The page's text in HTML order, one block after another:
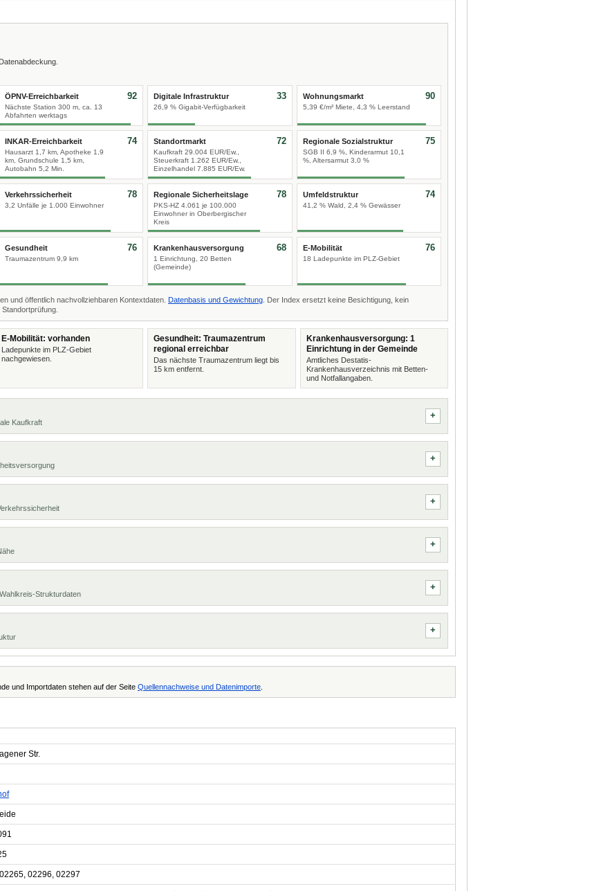
ÖPNV-Erreichbarkeit
Nächste Station 300 m, ca. 13
Abfahrten werktags
92 Digitale Infrastruktur
26,9 % Gigabit-Verfügbarkeit
33 Wohnungsmarkt
5,39 €/m² Miete, 4,3 % Leerstand
90
INKAR-Erreichbarkeit
Hausarzt 1,7 km, Apotheke 1,9
km, Grundschule 1,5 km,
Autobahn 5,2 Min.
74 Standortmarkt
Kaufkraft 29.004 EUR/Ew.,
Steuerkraft 1.262 EUR/Ew.,
Einzelhandel 7.885 EUR/Ew.
72 Regionale Sozialstruktur
SGB II 6,9 %, Kinderarmut 10,1
%, Altersarmut 3,0 %
75
Verkehrssicherheit
3,2 Unfälle je 1.000 Einwohner
78 Regionale Sicherheitslage
PKS-HZ 4.061 je 100.000
Einwohner in Oberbergischer
Kreis
78 Umfeldstruktur
41,2 % Wald, 2,4 % Gewässer
74
Gesundheit
Traumazentrum 9,9 km
76 Krankenhausversorgung
1 Einrichtung, 20 Betten
(Gemeinde)
68 E-Mobilität
18 Ladepunkte im PLZ-Gebiet
76
und öffentlich nachvollziehbaren Kontextdaten. Datenbasis und Gewichtung . Der Index ersetzt keine Besichtigung, kein
E-Mobilität: vorhanden
Ladepunkte im PLZ-Gebiet
nachgewiesen.
Gesundheit: Traumazentrum
regional erreichbar
Das nächste Traumazentrum liegt bis
15 km entfernt.
Krankenhausversorgung: 1
Einrichtung in der Gemeinde
Amtliches Destatis-
Krankenhausverzeichnis mit Betten-
und Notfallangaben.
Kaufkraft
Strukturdaten
und Importdaten stehen auf der Seite Quellennachweise und Datenimporte
Str.
02296, 02297